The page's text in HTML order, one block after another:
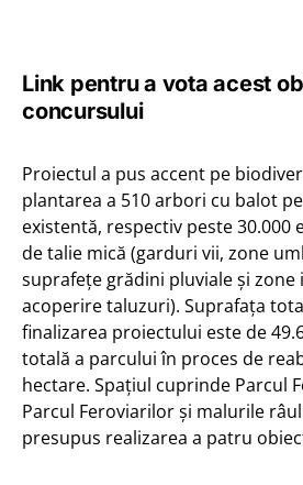
Link pentru a vota acest
concursului
Proiectul a pus accent pe
plantarea a 510 arbori cu balot
existentă, respectiv peste 30.000
de talie mică (garduri vii, zone
suprafețe grădini pluviale și zone
acoperire taluzuri). Suprafața
finalizarea proiectului este de
totală a parcului în proces de
hectare. Spațiul cuprinde Parcul
Parcul Feroviarilor și malurile
presupus realizarea a patru